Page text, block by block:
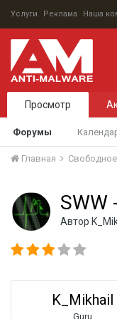
Услуги Реклама Наша
Просмотр
Форумы
Главная
SWW
Автор
K_Mikhail
Guru